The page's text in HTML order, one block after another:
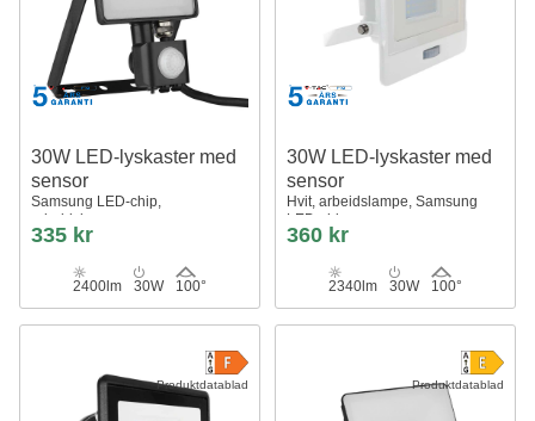
30W LED-lyskaster med
sensor
Samsung LED-chip,
arbeidslampe
335 kr
2400lm 30W 100°
30W LED-lyskaster med
sensor
Hvit, arbeidslampe, Samsung
LED-chip
360 kr
2340lm 30W 100°
Produktdatablad Produktdatablad